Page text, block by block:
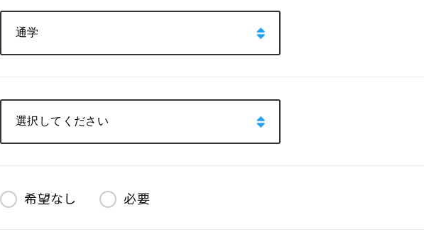
希望なし 必要